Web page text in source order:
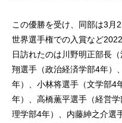
この優勝を受け、同部は3月
世界選手権での入賞など
日訪れたのは川野明正部長
翔選手（政治経済学部4年）
年）、小林将選手（文学部4
年）、高橋薫平選手（経営
理学部4年）、内藤紳之介選